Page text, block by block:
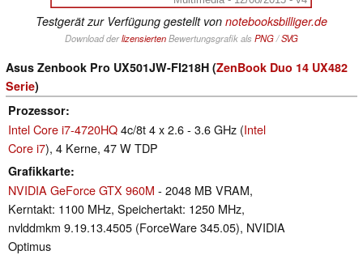
Testgerät zur Verfügung gestellt von notebooksbilliger.de
Download derlizensiertenBewertungsgrafik als PNG/SVG
Asus Zenbook Pro UX501JW-FI218H (ZenBook Duo 14 UX482
Serie)
Prozessor
Intel Core i7-4720HQ4c/8t 4 x 2.6 - 3.6 GHz (Intel
Core i7), 4 Kerne, 47 W TDP
Grafikkarte
NVIDIA GeForce GTX 960M - 2048 MB VRAM,
Kerntakt: 1100 MHz, Speichertakt: 1250 MHz,
nvlddmkm 9.19.13.4505 (ForceWare 345.05), NVIDIA
Optimus